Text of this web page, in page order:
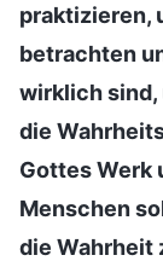
praktizieren,
betrachten
wirklich sind,
die
Gottes Werk
Menschen
die Wahrheit